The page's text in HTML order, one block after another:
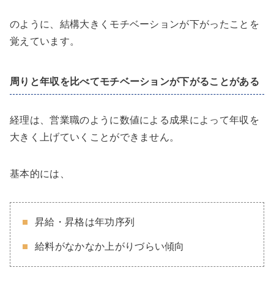
のように、結構大きくモチベーションが下がったことを
覚えています。
周りと年収を比べてモチベーションが下がることがある
経理は、営業職のように数値による成果によって年収を
大きく上げていくことができません。
基本的には、
昇給・昇格は年功序列
給料がなかなか上がりづらい傾向